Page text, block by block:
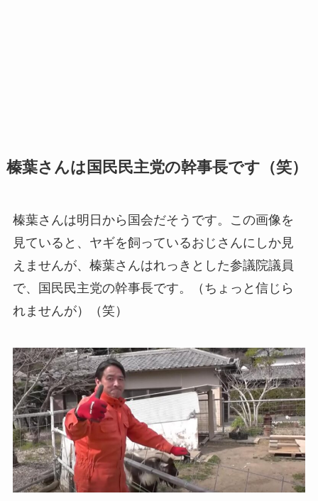
榛葉さんは国民民主党の幹事長です（笑）
榛葉さんは明日から国会だそうです。この画像を
見ていると、ヤギを飼っているおじさんにしか見
えませんが、榛葉さんはれっきとした参議院議員
で、国民民主党の幹事長です。（ちょっと信じら
れませんが）（笑）